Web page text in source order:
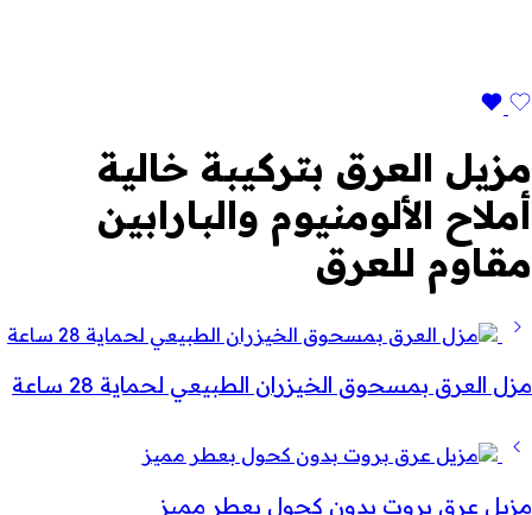
مزيل العرق بتركيبة خالية
أملاح الألومنيوم والبارابين
مقاوم للعرق
مزل العرق بمسحوق الخيزران الطبيعي لحماية 28 ساعة
مزيل عرق بروت بدون كحول بعطر مميز